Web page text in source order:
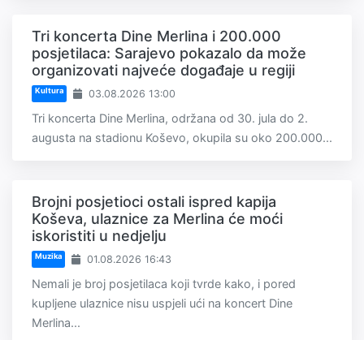
Tri koncerta Dine Merlina i 200.000
posjetilaca: Sarajevo pokazalo da može
organizovati najveće događaje u regiji
Kultura 03.08.2026 13:00
Tri koncerta Dine Merlina, održana od 30. jula do 2.
augusta na stadionu Koševo, okupila su oko 200.000...
Brojni posjetioci ostali ispred kapija
Koševa, ulaznice za Merlina će moći
iskoristiti u nedjelju
Muzika 01.08.2026 16:43
Nemali je broj posjetilaca koji tvrde kako, i pored
kupljene ulaznice nisu uspjeli ući na koncert Dine
Merlina...